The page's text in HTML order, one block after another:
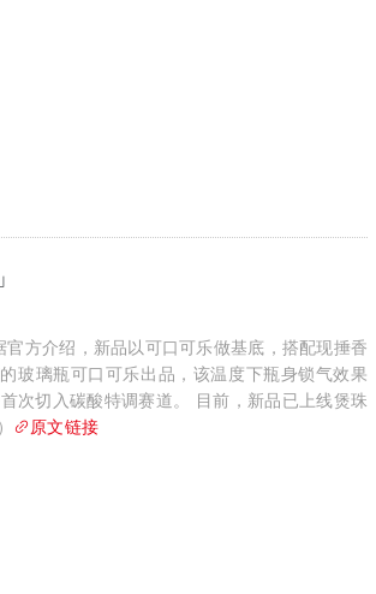
方介绍，新品以可口可乐做基底，搭配现捶香
玻璃瓶可口可乐出品，该温度下瓶身锁气效果
次切入碳酸特调赛道。 目前，新品已上线煲珠
原文链接